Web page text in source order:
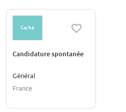
Caché
Candidature spontanée
Général
France